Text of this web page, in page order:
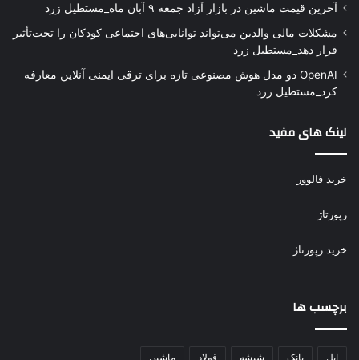
آخرین قیمت ماشین در بازار آزاد جمعه ۹ آبان ماه_مستطیل زرد
مشکلات مالی والدین می‌تواند توانایی‌های اجتماعی کودکان را تحت‌تأثیر
قرار دهد_مستطیل زرد
OpenAI دو مدل هوش مصنوعی تازه برای ترقی ایمنی آنلاین معارفه
کرد_مستطیل زرد
لینک های مفید
خرید فالوور
رپورتاژ
خرید رپورتاژ
برچسب ها
اپل بانک شیشه فولاد ماشین